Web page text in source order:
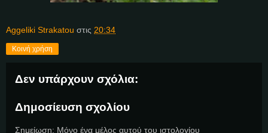
Aggeliki Strakatou στις 20:34
Κοινή χρήση
Δεν υπάρχουν σχόλια:
Δημοσίευση σχολίου
Σημείωση: Μόνο ένα μέλος αυτού του ιστολογίου